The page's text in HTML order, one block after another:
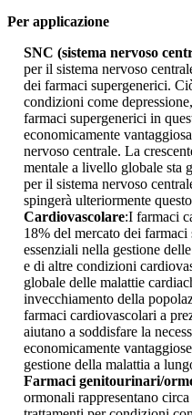
Per applicazione
SNC (sistema nervoso
per il sistema nervoso
dei farmaci supergenerici.
condizioni come
farmaci supergenerici in
economicamente
nervoso centrale. La
mentale a livello globale sta
per il sistema nervoso
spingerà ulteriormente
Cardiovascolare:I farmaci
18% del mercato dei
essenziali nella gestione
e di altre condizioni
globale delle malattie
invecchiamento della
farmaci cardiovascolari a
aiutano a soddisfare la
economicamente
gestione della malattia a
Farmaci genitourinari/
ormonali rappresentano